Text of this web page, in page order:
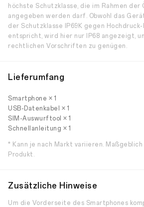
höchste Schutzklasse, die im Rahmen der
angegeben werden darf. Obwohl das
der Schutzklasse IP69K gegen
entspricht, wird hier nur IP68 angezeigt,
rechtlichen Vorschriften zu genügen.
Lieferumfang
Smartphone × 1
USB-Datenkabel × 1
SIM-Auswurftool × 1
Schnellanleitung × 1
* Kann je nach Markt variieren.
Produkt.
Zusätzliche Hinweise
Um die Vorderseite des Smartphones